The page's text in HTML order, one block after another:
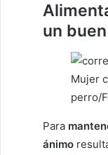
un
Mujer
perro/
Para
ánimo